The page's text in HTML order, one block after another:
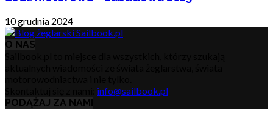
10 grudnia 2024
O NAS
info@sailbook.pl
PODĄŻAJ ZA NAMI